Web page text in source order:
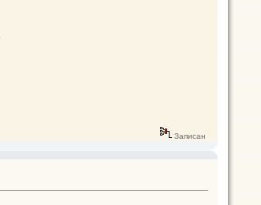
Записан